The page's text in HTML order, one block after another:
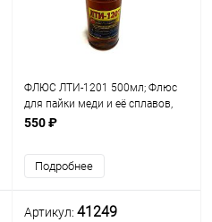
ФЛЮС ЛТИ-1201 500мл; Флюс
для пайки меди и её сплавов,
оцинкованных изделий,
нихрома и др.,Connector
550 ₽
Подробнее
Артикул: 41249